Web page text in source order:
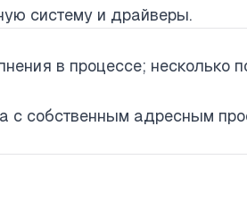
систему и драйверы.
в процессе; несколько
собственным адресным